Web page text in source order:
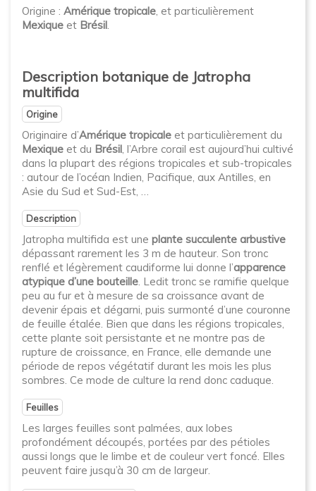
Origine : Amérique tropicale, et particulièrement
Mexique et Brésil.
Description botanique de Jatropha
multifida
Origine
Originaire d’Amérique tropicale et particulièrement du
Mexique et du Brésil, l’Arbre corail est aujourd’hui cultivé
dans la plupart des régions tropicales et sub-tropicales
: autour de l’océan Indien, Pacifique, aux Antilles, en
Asie du Sud et Sud-Est, …
Description
Jatropha multifida est une plante succulente arbustive
dépassant rarement les 3 m de hauteur. Son tronc
renflé et légèrement caudiforme lui donne l’apparence
atypique d’une bouteille. Ledit tronc se ramifie quelque
peu au fur et à mesure de sa croissance avant de
devenir épais et dégarni, puis surmonté d’une couronne
de feuille étalée. Bien que dans les régions tropicales,
cette plante soit persistante et ne montre pas de
rupture de croissance, en France, elle demande une
période de repos végétatif durant les mois les plus
sombres. Ce mode de culture la rend donc caduque.
Feuilles
Les larges feuilles sont palmées, aux lobes
profondément découpés, portées par des pétioles
aussi longs que le limbe et de couleur vert foncé. Elles
peuvent faire jusqu’à 30 cm de largeur.